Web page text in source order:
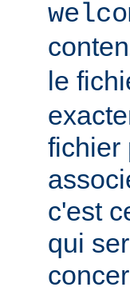
le
fichier
c'est
qui